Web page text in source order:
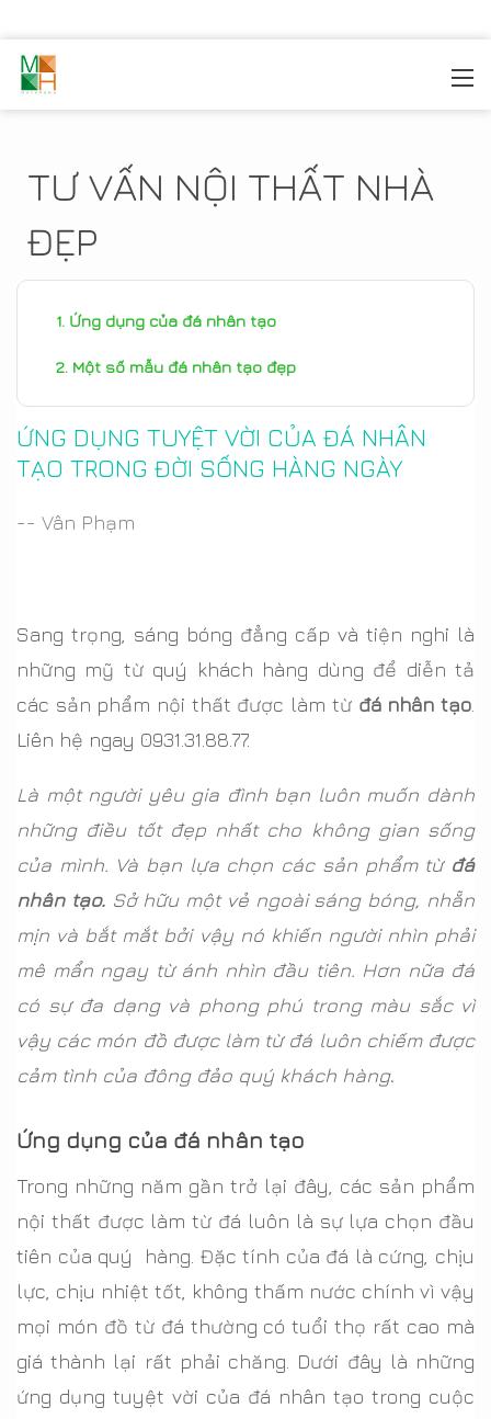
TƯ VẤN NỘI THẤT NHÀ
ĐẸP
Ứng dụng của đá nhân tạo
Một số mẫu đá nhân tạo đẹp
ỨNG DỤNG TUYỆT VỜI CỦA ĐÁ NHÂN
TẠO TRONG ĐỜI SỐNG HÀNG NGÀY
-- Vân Phạm
Sang trọng, sáng bóng đẳng cấp và tiện nghi là
những mỹ từ quý khách hàng dùng để diễn tả
các sản phẩm nội thất được làm từ đá nhân tạo
Liên hệ ngay 0931.31.88.77.
Là một người yêu gia đình bạn luôn muốn dành
những điều tốt đẹp nhất cho không gian sống
của mình. Và bạn lựa chọn các sản phẩm từ đá
nhân tạo.Sở hữu một vẻ ngoài sáng bóng, nhẵn
mịn và bắt mắt bởi vậy nó khiến người nhìn phải
mê mẩn ngay từ ánh nhìn đầu tiên. Hơn nữa đá
có sự đa dạng và phong phú trong màu sắc vì
vậy các món đồ được làm từ đá luôn chiếm được
cảm tình của đông đảo quý khách hàng.
Ứng dụng của đá nhân tạo
Trong những năm gần trở lại đây, các sản phẩm
nội thất được làm từ đá luôn là sự lựa chọn đầu
tiên của quý hàng. Đặc tính của đá là cứng, chịu
lực, chịu nhiệt tốt, không thấm nước chính vì vậy
mọi món đồ từ đá thường có tuổi thọ rất cao mà
giá thành lại rất phải chăng. Dưới đây là những
ứng dụng tuyệt vời của đá nhân tạo trong cuộc